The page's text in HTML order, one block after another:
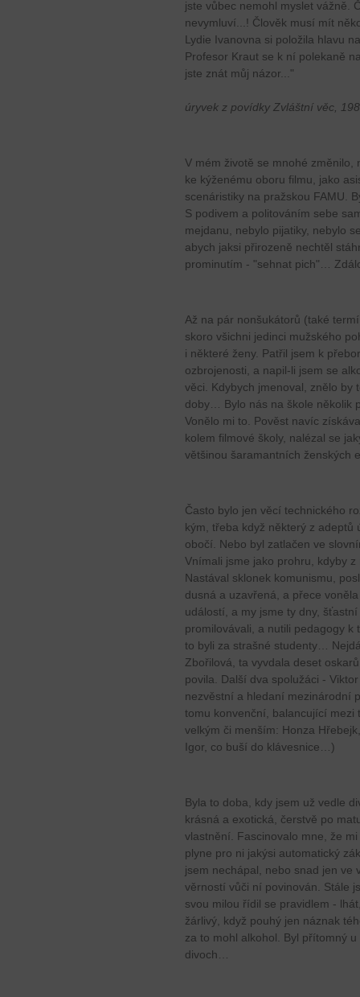
jste vůbec nemohl myslet vážně.
nevymluví...! Člověk musí mít
Lydie Ivanovna si položila hlavu
Profesor Kraut se k ní polekaně
jste znát můj názor..."
úryvek z povídky Zvláštní věc,
V mém životě se mnohé změnilo,
ke kýženému oboru filmu, jako
scenáristiky na pražskou FAMU.
S podivem a politováním sebe
mejdanu, nebylo pijatiky, nebylo
abych jaksi přirozeně nechtěl
prominutím - "sehnat pich"…
Až na pár nonšukátorů (také
skoro všichni jedinci mužského
i některé ženy. Patřil jsem k
ozbrojenosti, a napil-li jsem se
věci. Kdybych jmenoval, znělo by
doby… Bylo nás na škole několik
Vonělo mi to. Pověst navíc
kolem filmové školy, nalézal se
většinou šaramantních ženských
Často bylo jen věcí technického
kým, třeba když některý z adeptů
obočí. Nebo byl zatlačen ve
Vnímali jsme jako prohru, kdyby
Nastával sklonek komunismu,
dusná a uzavřená, a přece
událostí, a my jsme ty dny,
promilovávali, a nutili pedagogy
to byli za strašné studenty…
Zbořilová, ta vyvdala deset
povila. Další dva spolužáci -
nezvěstní a hledaní mezinárodní
tomu konvenční, balancující
velkým či menším: Honza
Igor, co buší do klávesnice…)
Byla to doba, kdy jsem už vedle
krásná a exotická, čerstvě po
vlastnění. Fascinovalo mne, že
plyne pro ni jakýsi automatický
jsem nechápal, nebo snad jen ve
věrností vůči ní povinován. Stále
svou milou řídil se pravidlem -
žárlivý, když pouhý jen náznak
za to mohl alkohol. Byl přítomný
divoch…